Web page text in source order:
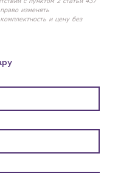
изменять
и цену без